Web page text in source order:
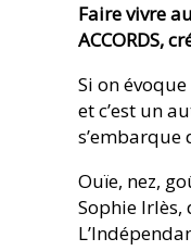
Faire vivre
ACCORDS,
Si on
et c’est un
s’embarque
Ouïe, nez,
Sophie